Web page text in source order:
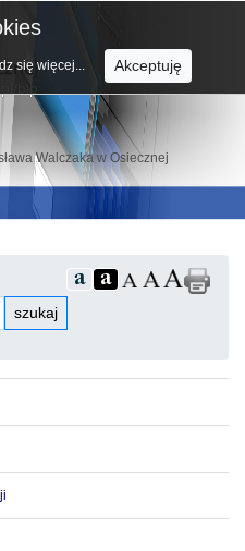
Walczaka w Osiecznej
szukaj
się więcej... Akceptuję